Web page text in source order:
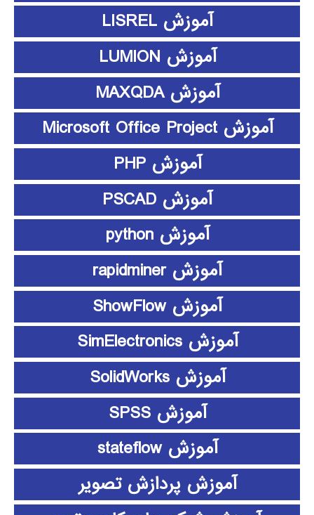
آموزش LISREL
آموزش LUMION
آموزش MAXQDA
آموزش Microsoft Office Project
آموزش PHP
آموزش PSCAD
آموزش python
آموزش rapidminer
آموزش ShowFlow
آموزش SimElectronics
آموزش SolidWorks
آموزش SPSS
آموزش stateflow
آموزش پردازش تصویر